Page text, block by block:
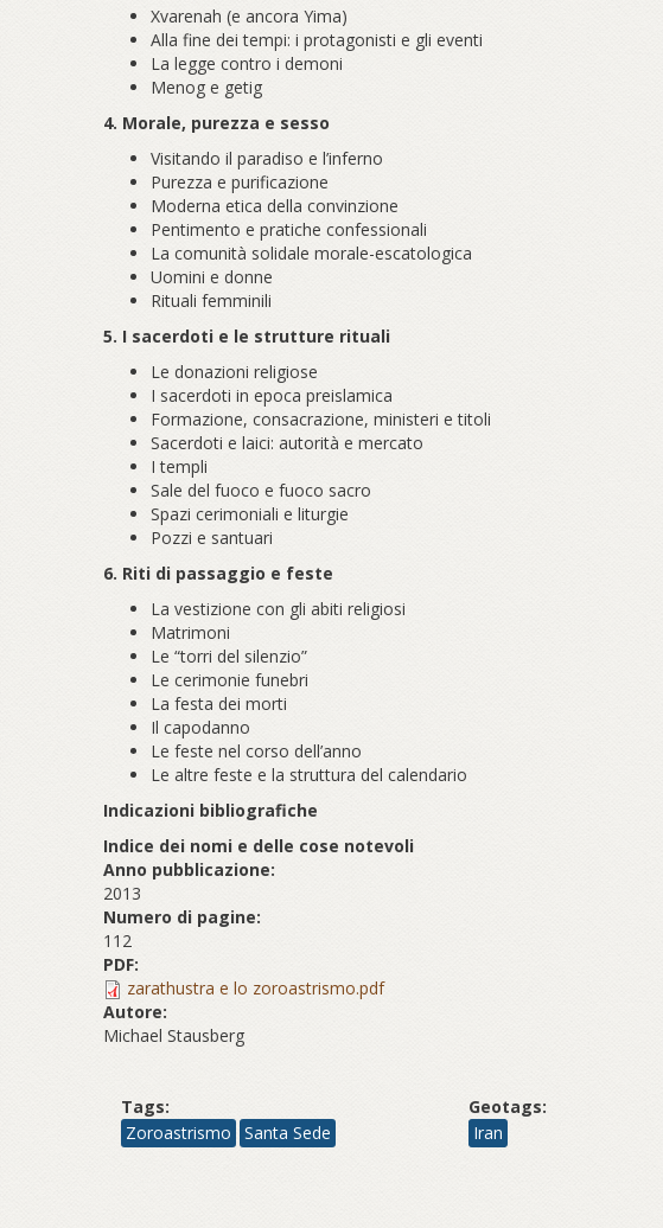
Xvarenah (e ancora Yima)
Alla fine dei tempi: i protagonisti e gli eventi
La legge contro i demoni
Menog e getig
4. Morale, purezza e sesso
Visitando il paradiso e l’inferno
Purezza e purificazione
Moderna etica della convinzione
Pentimento e pratiche confessionali
La comunità solidale morale-escatologica
Uomini e donne
Rituali femminili
5. I sacerdoti e le strutture rituali
Le donazioni religiose
I sacerdoti in epoca preislamica
Formazione, consacrazione, ministeri e titoli
Sacerdoti e laici: autorità e mercato
I templi
Sale del fuoco e fuoco sacro
Spazi cerimoniali e liturgie
Pozzi e santuari
6. Riti di passaggio e feste
La vestizione con gli abiti religiosi
Matrimoni
Le “torri del silenzio”
Le cerimonie funebri
La festa dei morti
Il capodanno
Le feste nel corso dell’anno
Le altre feste e la struttura del calendario
Indicazioni bibliografiche
Indice dei nomi e delle cose notevoli
Anno pubblicazione:
2013
Numero di pagine:
112
PDF:
zarathustra e lo zoroastrismo.pdf
Autore:
Michael Stausberg
Tags:
Zoroastrismo
Santa Sede
Geotags:
Iran